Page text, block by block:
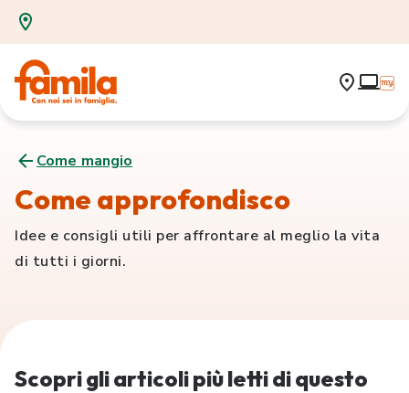
Come mangio
Come approfondisco
Idee e consigli utili per affrontare al meglio la vita
di tutti i giorni.
Scopri gli articoli più letti di questo